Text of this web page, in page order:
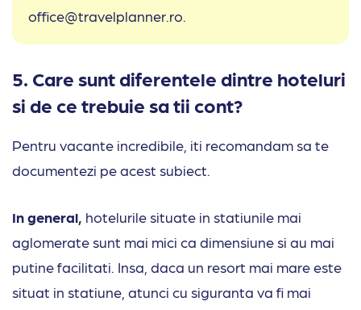
office@travelplanner.ro.
5. Care sunt diferentele dintre hoteluri
si de ce trebuie sa tii cont?
Pentru vacante incredibile, iti recomandam sa te
documentezi pe acest subiect.
In general, hotelurile situate in statiunile mai
aglomerate sunt mai mici ca dimensiune si au mai
putine facilitati. Insa, daca un resort mai mare este
situat in statiune, atunci cu siguranta va fi mai